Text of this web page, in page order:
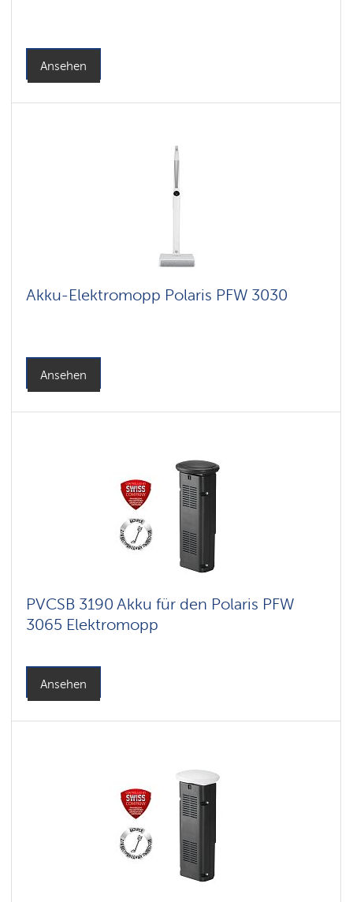
Ansehen
Akku-Elektromopp Polaris PFW 3030
Ansehen
PVCSB 3190 Akku für den Polaris PFW
3065 Elektromopp
Ansehen